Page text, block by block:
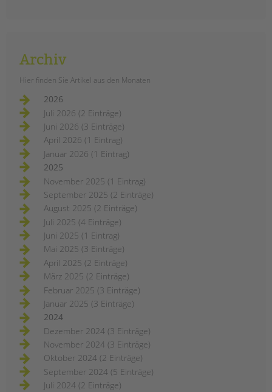
Archiv
Hier finden Sie Artikel aus den Monaten
2026
Juli 2026 (2 Einträge)
Juni 2026 (3 Einträge)
April 2026 (1 Eintrag)
Januar 2026 (1 Eintrag)
2025
November 2025 (1 Eintrag)
September 2025 (2 Einträge)
August 2025 (2 Einträge)
Juli 2025 (4 Einträge)
Juni 2025 (1 Eintrag)
Mai 2025 (3 Einträge)
April 2025 (2 Einträge)
März 2025 (2 Einträge)
Februar 2025 (3 Einträge)
Januar 2025 (3 Einträge)
2024
Dezember 2024 (3 Einträge)
November 2024 (3 Einträge)
Oktober 2024 (2 Einträge)
September 2024 (5 Einträge)
Juli 2024 (2 Einträge)